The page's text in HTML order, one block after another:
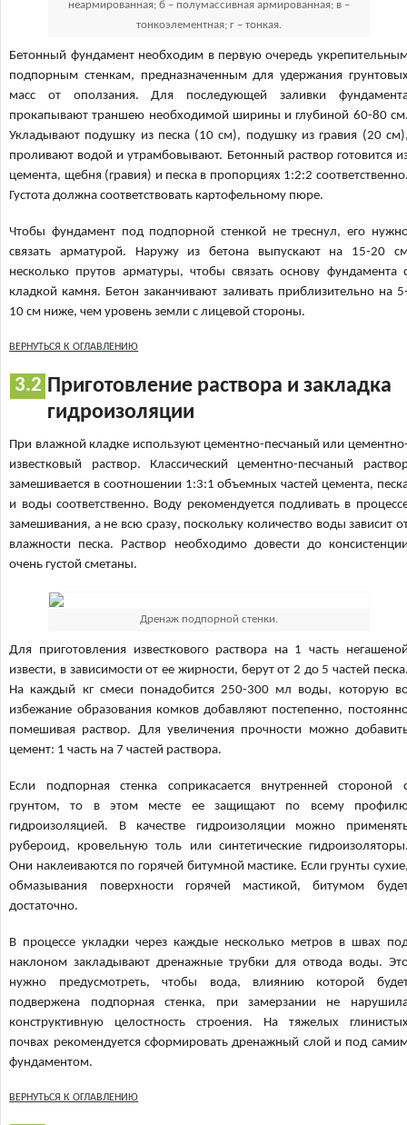
неармированная; б – полумассивная армированная; в –
тонкоэлементная; г – тонкая.
Бетонный фундамент необходим в первую очередь
подпорным стенкам, предназначенным для удержания
масс от оползания. Для последующей заливки
прокапывают траншею необходимой ширины и глубиной 60-80
Укладывают подушку из песка (10 см), подушку из гравия (20
проливают водой и утрамбовывают. Бетонный раствор готовится
цемента, щебня (гравия) и песка в пропорциях 1:2:2
Густота должна соответствовать картофельному пюре.
Чтобы фундамент под подпорной стенкой не треснул, его
связать арматурой. Наружу из бетона выпускают на 15-20
несколько прутов арматуры, чтобы связать основу фундамента
кладкой камня. Бетон заканчивают заливать приблизительно на
10 см ниже, чем уровень земли с лицевой стороны.
ВЕРНУТЬСЯ К ОГЛАВЛЕНИЮ
Приготовление раствора и закладка
гидроизоляции
При влажной кладке используют цементно-песчаный или
известковый раствор. Классический цементно-песчаный
замешивается в соотношении 1:3:1 объемных частей цемента,
и воды соответственно. Воду рекомендуется подливать в
замешивания, а не всю сразу, поскольку количество воды зависит
влажности песка. Раствор необходимо довести до
очень густой сметаны.
Дренаж подпорной стенки.
Для приготовления известкового раствора на 1 часть
извести, в зависимости от ее жирности, берут от 2 до 5 частей
На каждый кг смеси понадобится 250-300 мл воды, которую
избежание образования комков добавляют постепенно,
помешивая раствор. Для увеличения прочности можно
цемент: 1 часть на 7 частей раствора.
Если подпорная стенка соприкасается внутренней стороной
грунтом, то в этом месте ее защищают по всему
гидроизоляцией. В качестве гидроизоляции можно
рубероид, кровельную толь или синтетические
Они наклеиваются по горячей битумной мастике. Если грунты
обмазывания поверхности горячей мастикой, битумом
достаточно.
В процессе укладки через каждые несколько метров в швах
наклоном закладывают дренажные трубки для отвода воды.
нужно предусмотреть, чтобы вода, влиянию которой
подвержена подпорная стенка, при замерзании не
конструктивную целостность строения. На тяжелых
почвах рекомендуется сформировать дренажный слой и под
фундаментом.
ВЕРНУТЬСЯ К ОГЛАВЛЕНИЮ